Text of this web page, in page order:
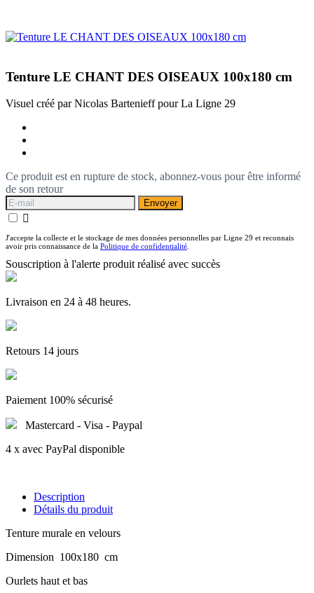
Tenture LE CHANT DES OISEAUX 100x180 cm
Visuel créé par Nicolas Bartenieff pour La Ligne 29
Ce produit est en rupture de stock, abonnez-vous pour être informé
de son retour
Envoyer

J'accepte la collecte et le stockage de mes données personnelles par Ligne 29 et reconnais
avoir pris connaissance de la Politique de confidentialité.
Souscription à l'alerte produit réalisé avec succès
Livraison en 24 à 48 heures.
Retours 14 jours
Paiement 100% sécurisé
Mastercard - Visa - Paypal
4 x avec PayPal disponible
Description
Détails du produit
Tenture murale en velours
Dimension 100x180 cm
Ourlets haut et bas